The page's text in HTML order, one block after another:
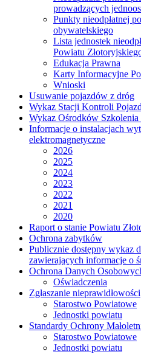
prowadzących
Punkty nieodpłatnej
obywatelskiego
Lista jednostek
Powiatu
Edukacja Prawna
Karty Informacyjne
Wnioski
Usuwanie pojazdów z dróg
Wykaz Stacji Kontroli
Wykaz Ośrodków
Informacje o instalacjach
elektromagnetyczne
2026
2025
2024
2023
2022
2021
2020
Raport o stanie Powiatu
Ochrona zabytków
Publicznie dostępny wykaz
zawierających informacje o
Ochrona Danych
Oświadczenia
Zgłaszanie nieprawidłowości
Starostwo Powiatowe
Jednostki powiatu
Standardy Ochrony
Starostwo Powiatowe
Jednostki powiatu